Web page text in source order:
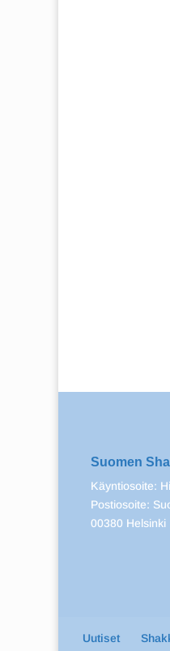
Suomen
Käyntiosoite:
Postiosoite:
00380 Helsinki
Uutiset